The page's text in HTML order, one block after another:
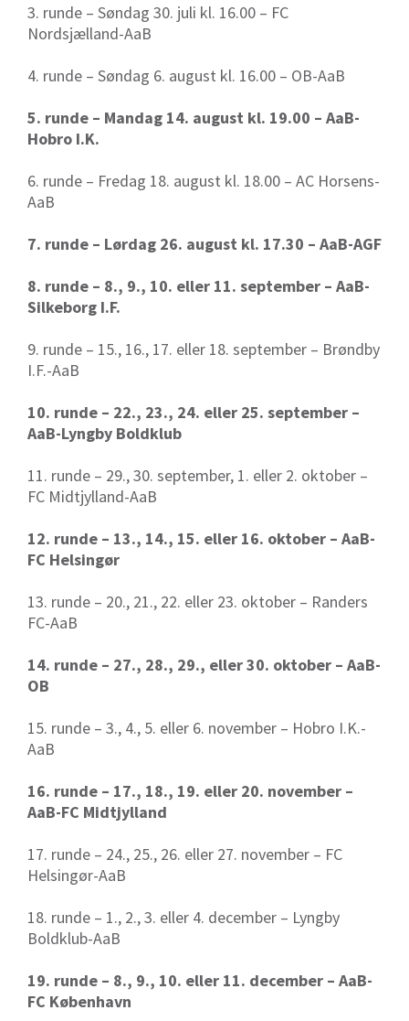
3. runde – Søndag 30. juli kl. 16.00 – FC
Nordsjælland-AaB
4. runde – Søndag 6. august kl. 16.00 – OB-AaB
5. runde – Mandag 14. august kl. 19.00 – AaB-
Hobro I.K.
6. runde – Fredag 18. august kl. 18.00 – AC Horsens-
AaB
7. runde – Lørdag 26. august kl. 17.30 – AaB-AGF
8. runde – 8., 9., 10. eller 11. september – AaB-
Silkeborg I.F.
9. runde – 15., 16., 17. eller 18. september – Brøndby
I.F.-AaB
10. runde – 22., 23., 24. eller 25. september –
AaB-Lyngby Boldklub
11. runde – 29., 30. september, 1. eller 2. oktober –
FC Midtjylland-AaB
12. runde – 13., 14., 15. eller 16. oktober – AaB-
FC Helsingør
13. runde – 20., 21., 22. eller 23. oktober – Randers
FC-AaB
14. runde – 27., 28., 29., eller 30. oktober – AaB-
OB
15. runde – 3., 4., 5. eller 6. november – Hobro I.K.-
AaB
16. runde – 17., 18., 19. eller 20. november –
AaB-FC Midtjylland
17. runde – 24., 25., 26. eller 27. november – FC
Helsingør-AaB
18. runde – 1., 2., 3. eller 4. december – Lyngby
Boldklub-AaB
19. runde – 8., 9., 10. eller 11. december – AaB-
FC København